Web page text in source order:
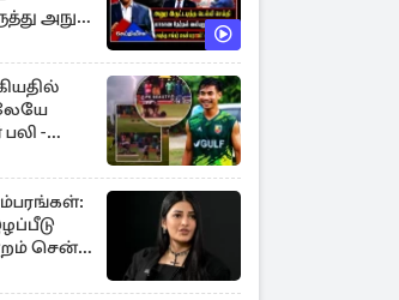
அநுர
ஏன்...!
-
சென்ற
ஹாசன்!